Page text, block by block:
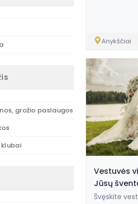
grožio paslaugos
Anykščiai
Vestuvės
Jūsų
Švęskite